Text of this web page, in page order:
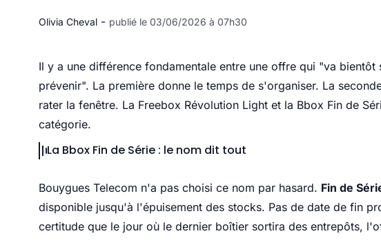
Olivia Cheval - publié le 03/06/2026 à 07h30
Il y a une différence fondamentale entre une offre qui "va
prévenir". La première donne le temps de s'organiser. La
rater la fenêtre. La Freebox Révolution Light et la Bbox Fin de
catégorie.
La Bbox Fin de Série : le nom dit tout
Bouygues Telecom n'a pas choisi ce nom par hasard. Fin de
disponible jusqu'à l'épuisement des stocks. Pas de date de fin
certitude que le jour où le dernier boîtier sortira des entrepôts,